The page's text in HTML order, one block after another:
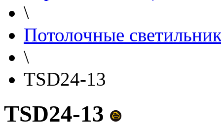
\
Потолочные
\
TSD24-13
TSD24-13